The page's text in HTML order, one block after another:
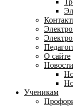
О сайте
Новости
Ученикам